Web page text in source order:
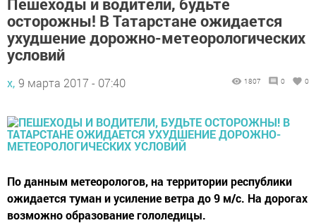
осторожны! В Татарстане ожидается
ухудшение дорожно-метеорологических
условий
х, 9 марта 2017 - 07:40 1807 0 0
По данным метеорологов, на территории республики
ожидается туман и усиление ветра до 9 м/с. На дорогах
возможно образование гололедицы.